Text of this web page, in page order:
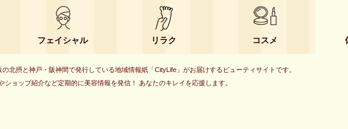
フェイシャル リラク コスメ
北摂と神戸・阪神間で発行している地域情報紙「CityLife」がお届けするビューティサイトです。
ョップ紹介など定期的に美容情報を発信！ あなたのキレイを応援します。